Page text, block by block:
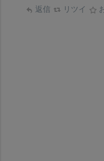
返信 リツイ